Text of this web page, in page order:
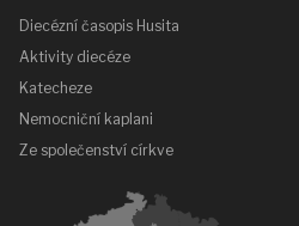
Diecézní časopis Husita
Aktivity diecéze
Katecheze
Nemocniční kaplani
Ze společenství církve